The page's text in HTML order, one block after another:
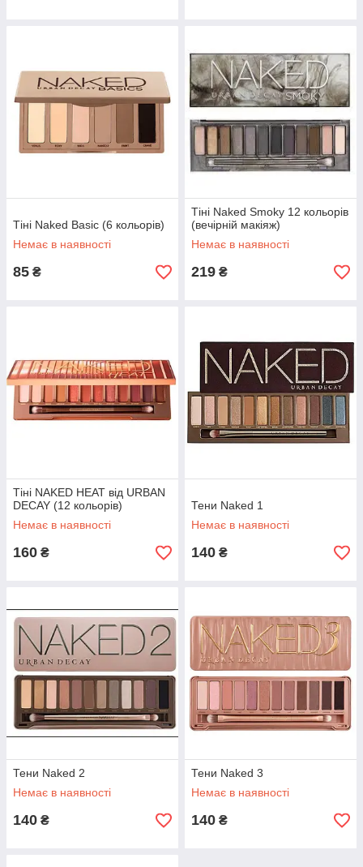
Тіні Naked Basic (6 кольорів)
Немає в наявності
85 ₴
Тіні Naked Smoky 12 кольорів
(вечірній макіяж)
Немає в наявності
219 ₴
Тіні NAKED HEAT від URBAN
DECAY (12 кольорів)
Немає в наявності
160 ₴
Тени Naked 1
Немає в наявності
140 ₴
Тени Naked 2
Немає в наявності
140 ₴
Тени Naked 3
Немає в наявності
140 ₴